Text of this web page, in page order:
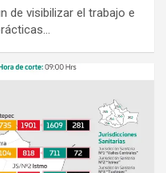
de visibilizar el trabajo e